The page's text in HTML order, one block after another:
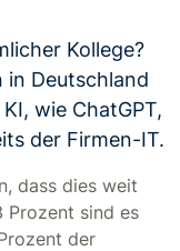
Kollege?
in Deutschland
wie ChatGPT,
der Firmen-IT.
dass dies weit
Prozent sind es
der